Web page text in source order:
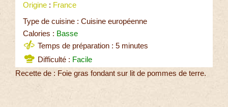
Origine : France
Type de cuisine : Cuisine européenne
Calories : Basse
Temps de préparation : 5 minutes
Difficulté : Facile
Recette de : Foie gras fondant sur lit de pommes de terre.